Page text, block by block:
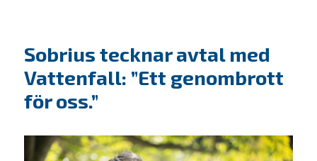
Sobrius tecknar avtal med
Vattenfall: ”Ett genombrott
för oss.”